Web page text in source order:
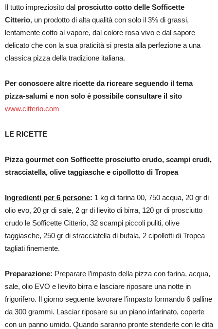
Il tutto impreziosito dal prosciutto cotto delle Sofficette
Citterio, un prodotto di alta qualità con solo il 3% di grassi,
lentamente cotto al vapore, dal colore rosa vivo e dal sapore
delicato che con la sua praticità si presta alla perfezione a una
classica pizza della tradizione italiana.
Per conoscere altre ricette da ricreare seguendo il tema
pizza-salumi e non solo è possibile consultare il sito
www.citterio.com
LE RICETTE
Pizza gourmet con Sofficette prosciutto crudo, scampi crudi,
stracciatella, olive taggiasche e cipollotto di Tropea
Ingredienti per 6 persone: 1 kg di farina 00, 750 acqua, 20 gr di
olio evo, 20 gr di sale, 2 gr di lievito di birra, 120 gr di prosciutto
crudo le Sofficette Citterio, 32 scampi piccoli puliti, olive
taggiasche, 250 gr di stracciatella di bufala, 2 cipollotti di Tropea
tagliati finemente.
Preparazione: Preparare l’impasto della pizza con farina, acqua,
sale, olio EVO e lievito birra e lasciare riposare una notte in
frigorifero. Il giorno seguente lavorare l’impasto formando 6 palline
da 300 grammi. Lasciar riposare su un piano infarinato, coperte
con un panno umido. Quando saranno pronte stenderle con le dita